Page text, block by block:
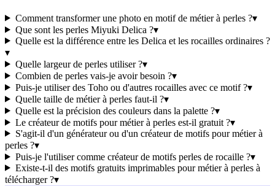
Comment transformer une photo en motif de métier à perles ?▾
Que sont les perles Miyuki Delica ?▾
Quelle est la différence entre les Delica et les rocailles ordinaires ?
▾
Quelle largeur de perles utiliser ?▾
Combien de perles vais-je avoir besoin ?▾
Puis-je utiliser des Toho ou d'autres rocailles avec ce motif ?▾
Quelle taille de métier à perles faut-il ?▾
Quelle est la précision des couleurs dans la palette ?▾
Le créateur de motifs pour métier à perles est-il gratuit ?▾
S'agit-il d'un générateur ou d'un créateur de motifs pour métier à
perles ?▾
Puis-je l'utiliser comme créateur de motifs perles de rocaille ?▾
Existe-t-il des motifs gratuits imprimables pour métier à perles à
télécharger ?▾